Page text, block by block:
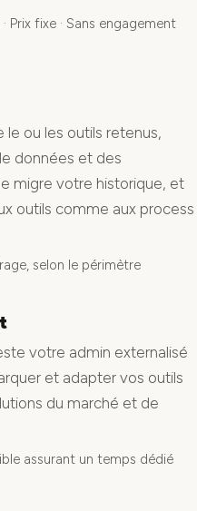
Prix fixe · Sans engagement
le ou les outils retenus,
données et des
migre votre historique, et
outils comme aux process
selon le périmètre
votre admin externalisé
et adapter vos outils
du marché et de
assurant un temps dédié